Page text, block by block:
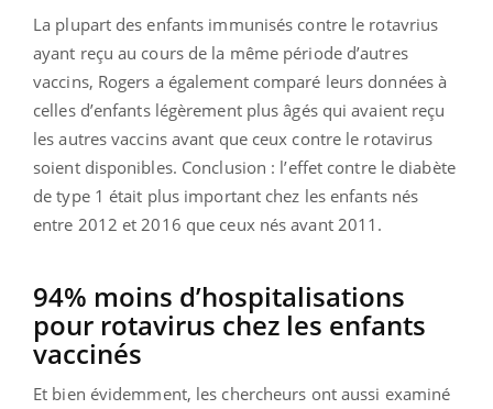
La plupart des enfants immunisés contre le rotavrius
ayant reçu au cours de la même période d’autres
vaccins, Rogers a également comparé leurs données à
celles d’enfants légèrement plus âgés qui avaient reçu
les autres vaccins avant que ceux contre le rotavirus
soient disponibles. Conclusion : l’effet contre le diabète
de type 1 était plus important chez les enfants nés
entre 2012 et 2016 que ceux nés avant 2011.
94% moins d’hospitalisations
pour rotavirus chez les enfants
vaccinés
Et bien évidemment, les chercheurs ont aussi examiné